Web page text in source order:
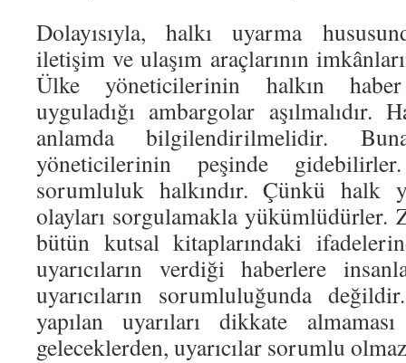
Dolayısıyla, halkı uyarma
iletişim ve ulaşım araçlarının
Ülke yöneticilerinin halkın
uyguladığı ambargolar
anlamda bilgilendirilmelidir.
yöneticilerinin peşinde
sorumluluk halkındır. Çünkü halk
olayları sorgulamakla yükümlüdürler.
bütün kutsal kitaplarındaki
uyarıcıların verdiği haberlere
uyarıcıların sorumluluğunda
yapılan uyarıları dikkate
geleceklerden, uyarıcılar sorumlu